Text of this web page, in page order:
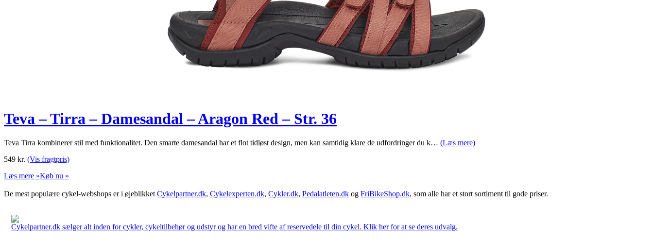
Teva – Tirra – Damesandal – Aragon Red – Str. 36
Teva Tirra kombinerer stil med funktionalitet. Den smarte damesandal har et flot tidløst design, men kan samtidig klare de udfordringer du k… (Læs mere)
549 kr. (Vis fragtpris)
Læs mere »Køb nu »
De mest populære cykel-webshops er i øjeblikket Cykelpartner.dk, Cykelexperten.dk, Cykler.dk, Pedalatleten.dk og FriBikeShop.dk, som alle har et stort sortiment til gode priser.
Cykelpartner.dk sælger alt inden for cykler, cykeltilbehør og udstyr og har en bred vifte af reservedele til din cykel. Klik her for at se deres udvalg.